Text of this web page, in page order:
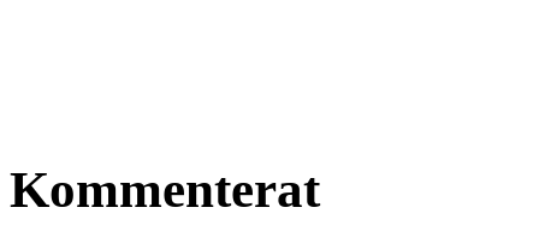
Kommenterat